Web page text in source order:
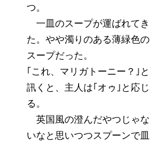
つ。
一皿のスープが運ばれてき
た。やや濁りのある薄緑色の
スープだった。
｢これ、マリガトーニー？｣と
訊くと、主人は｢オゥ｣と応じ
る。
英国風の澄んだやつじゃな
いなと思いつつスプーンで皿